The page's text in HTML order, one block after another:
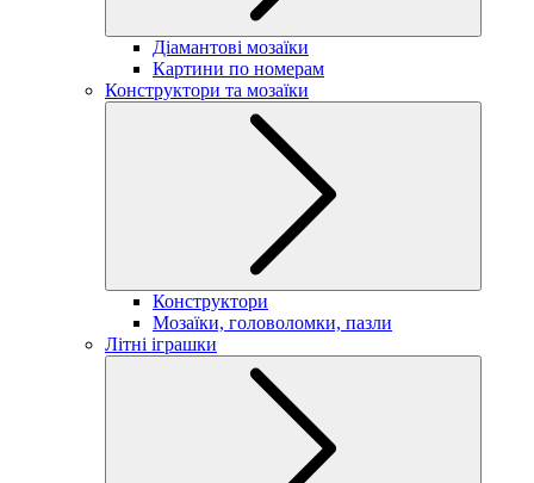
Діамантові мозаїки
Картини по номерам
Конструктори та мозаїки
Конструктори
Мозаїки, головоломки, пазли
Літні іграшки